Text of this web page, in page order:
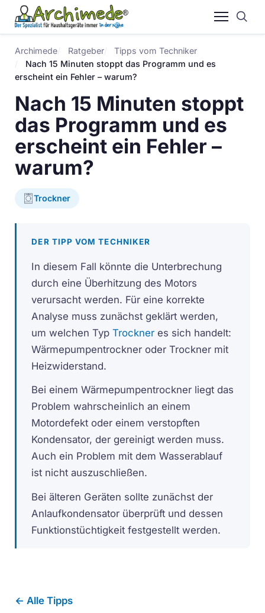
Archimede Ratgeber
Tipps vom Techniker
Nach 15 Minuten stoppt das Programm und es
erscheint ein Fehler – warum?
Nach 15 Minuten stoppt
das Programm und es
erscheint ein Fehler –
warum?
Trockner
DER TIPP VOM TECHNIKER
In diesem Fall könnte die Unterbrechung
durch eine Überhitzung des Motors
verursacht werden. Für eine korrekte
Analyse muss zunächst geklärt werden,
um welchen TypTrockner es sich handelt:
Wärmepumpentrockner oder Trockner mit
Heizwiderstand.
Bei einem Wärmepumpentrockner liegt das
Problem wahrscheinlich an einem
Motordefekt oder einem verstopften
Kondensator, der gereinigt werden muss.
Auch ein Problem mit dem Wasserablauf
ist nicht auszuschließen.
Bei älteren Geräten sollte zunächst der
Anlaufkondensator überprüft und dessen
Funktionstüchtigkeit festgestellt werden.
← Alle Tipps